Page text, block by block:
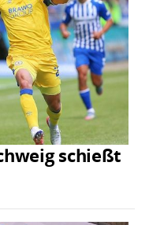
schießt